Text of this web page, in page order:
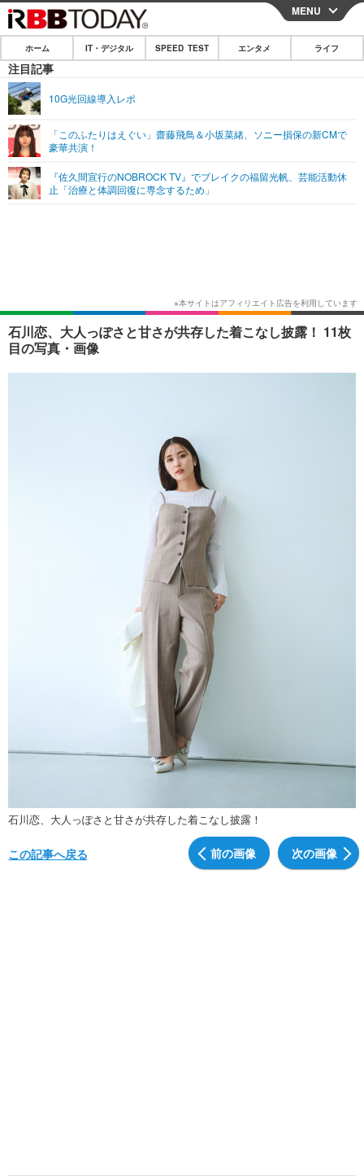
CLOSE
ホーム
IT・デジタル
ネタ
ショッピング その他
SPEED TEST
エンタメ
エンタメTOP
ショッピング その他
ライフ
MENU
ホーム IT・デジタル SPEED TEST エンタメ ライフ
注目記事
10G光回線導入レポ
「このふたりはえぐい」齋藤飛鳥＆小坂菜緒、ソニー損保の新CMで
豪華共演！
『佐久間宣行のNOBROCK TV』でブレイクの福留光帆、芸能活動休
止「治療と体調回復に専念するため」
石川恋、大人っぽさと甘さが共存した着こなし披露！ 11枚
目の写真・画像
石川恋、大人っぽさと甘さが共存した着こなし披露！
前の画像 次の画像
この記事へ戻る